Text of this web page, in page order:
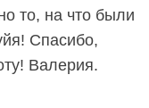
то, на что были
Спасибо,
Валерия.